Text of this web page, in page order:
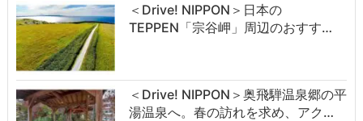
＜Drive! NIPPON＞日本の
TEPPEN「宗谷岬」周辺のおすす…
＜Drive! NIPPON＞奥飛騨温泉郷の平
湯温泉へ。春の訪れを求め、アク…